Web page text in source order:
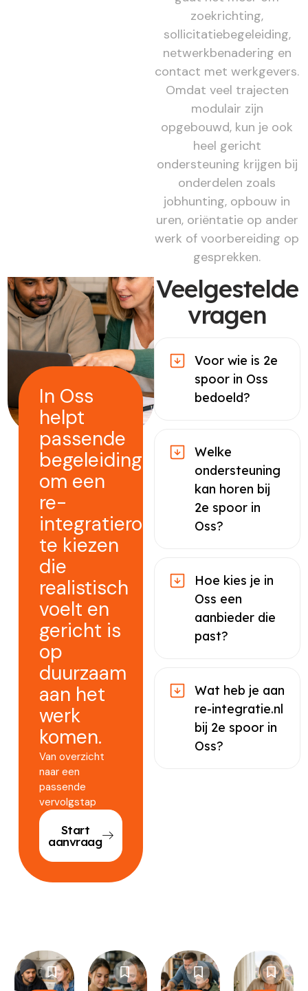
zoekrichting,
sollicitatiebegeleiding,
netwerkbenadering en
contact met werkgevers.
Omdat veel trajecten
modulair zijn
opgebouwd, kun je ook
heel gericht
ondersteuning krijgen bij
onderdelen zoals
jobhunting, opbouw in
uren, oriëntatie op ander
werk of voorbereiding op
gesprekken.
In Oss
helpt
passende
begeleiding
om een
re-
integratieroute
te kiezen
die
realistisch
voelt en
gericht is
op
duurzaam
aan het
werk
komen.
Van overzicht
naar een
passende
vervolgstap
Start
aanvraag
Veelgestelde
vragen
Voor wie is 2e
spoor in Oss
bedoeld?
Welke
ondersteuning
kan horen bij
2e spoor in
Oss?
Hoe kies je in
Oss een
aanbieder die
past?
Wat heb je aan
re-integratie.nl
bij 2e spoor in
Oss?